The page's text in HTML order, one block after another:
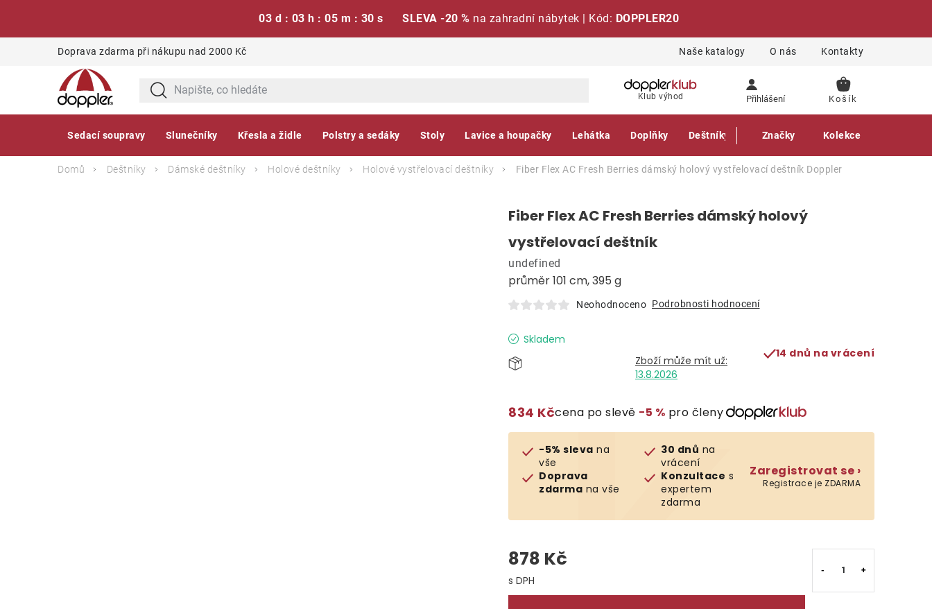
03 d : 03 h : 05 m : 29 s SLEVA -20 % na zahradní nábytek | Kód: DOPPLER20
Doprava zdarma při nákupu nad 2000 Kč Naše katalogy O nás Kontakty
Klub výhod Přihlášení
NÁKUPNÍ
Sedací soupravy Slunečníky Křesla a židle Polstry a sedáky Stoly Lavice a houpačky Lehátka Doplňky Deštníky Gastro produkty
Značky Kolekce
Domů Deštníky Dámské deštníky Holové deštníky Holové vystřelovací deštníky Fiber Flex AC Fresh Berries dámský holový vystřelovací deštník Doppler
Fiber Flex AC Fresh Berries dámský holový
vystřelovací deštník
průměr 101 cm, 395 g
undefined
Neohodnoceno Podrobnosti hodnocení
Skladem
13.8.2026
14 dnů na vrácení
834 Kčcena po slevě −5 % pro členy
-5% sleva na
vše
Doprava
zdarma na vše
30 dnů na
vrácení
Konzultace s
expertem
zdarma
Zaregistrovat se ›
Registrace je ZDARMA
878 Kč
Měrná cena: